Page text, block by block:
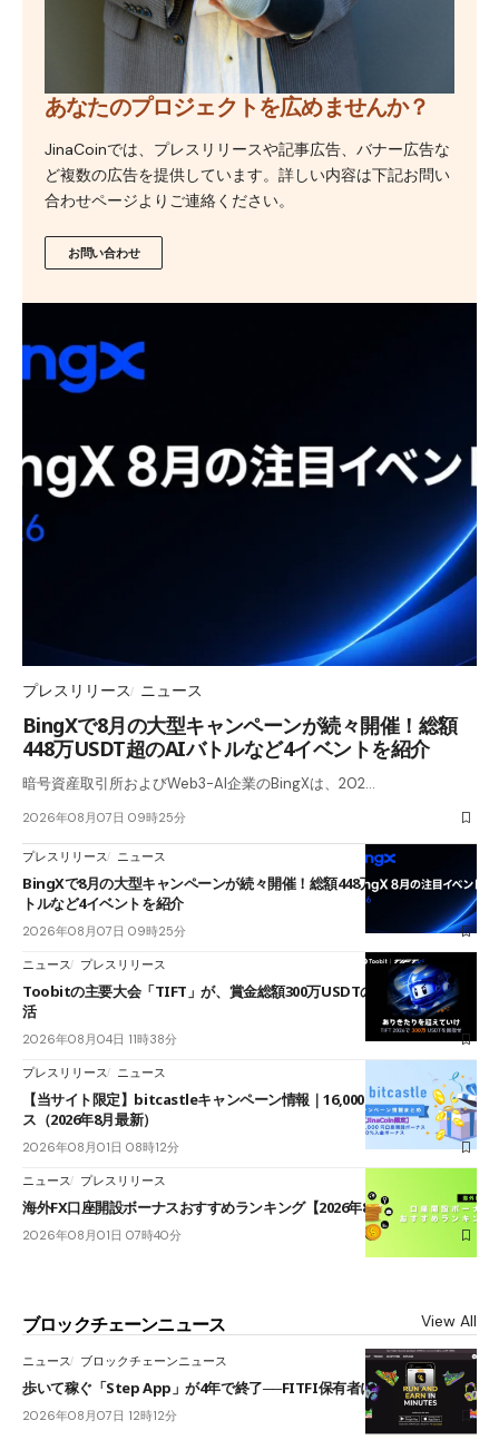
あなたのプロジェクトを広めませんか？
JinaCoinでは、プレスリリースや記事広告、バナー広告な
ど複数の広告を提供しています。詳しい内容は下記お問い
合わせページよりご連絡ください。
お問い合わせ
プレスリリース ニュース
BingXで8月の大型キャンペーンが続々開催！総額
448万USDT超のAIバトルなど4イベントを紹介
暗号資産取引所およびWeb3-AI企業のBingXは、202…
2026年08月07日 09時25分
プレスリリース ニュース
BingXで8月の大型キャンペーンが続々開催！総額448万USDT超のAIバ
トルなど4イベントを紹介
2026年08月07日 09時25分
ニュース プレスリリース
Toobitの主要大会「TIFT」が、賞金総額300万USDTのレースとして復
活
2026年08月04日 11時38分
プレスリリース ニュース
【当サイト限定】bitcastleキャンペーン情報｜16,000円口座開設ボーナ
ス（2026年8月最新）
2026年08月01日 08時12分
ニュース プレスリリース
海外FX口座開設ボーナスおすすめランキング【2026年8月最新】
2026年08月01日 07時40分
ブロックチェーンニュース View All
ニュース ブロックチェーンニュース
歩いて稼ぐ「Step App」が4年で終了──FITFI保有者に対応呼びかけ
2026年08月07日 12時12分